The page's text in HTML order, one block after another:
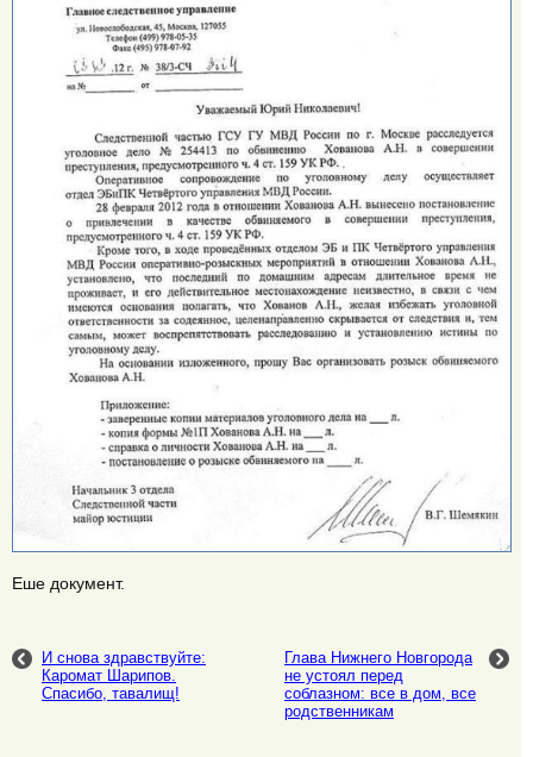
Еше документ.
И снова здравствуйте:
Каромат Шарипов.
Спасибо, тавалищ!
Глава Нижнего Новгорода
не устоял перед
соблазном: все в дом, все
родственникам